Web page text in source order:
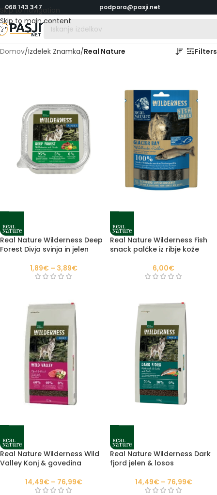
Skip to navigation
Skip to main content
068 143 347 podpora@pasji.net
Domov/Izdelek Znamka/Real Nature Filters
Real Nature Wilderness Deep
Forest Divja svinja in jelen
1,89€ – 3,89€
Real Nature Wilderness Fish
snack palčke iz ribje kože
6,00€
Real Nature Wilderness Wild
Valley Konj & govedina
14,49€ – 76,99€
Real Nature Wilderness Dark
fjord jelen & losos
14,49€ – 76,99€